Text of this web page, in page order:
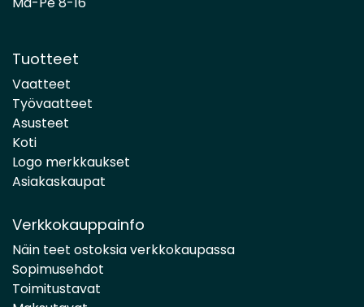
Tuotteet
Vaatteet
Työvaatteet
Asusteet
Koti
Logo merkkaukset
Asiakaskaupat
Verkkokauppainfo
Näin teet ostoksia verkkokaupassa
Sopimusehdot
Toimitustavat